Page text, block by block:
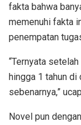
fakta bahwa
memenuhi fakta
penempatan
“Ternyata
hingga 1 tahun di
sebenarnya,”
Novel pun